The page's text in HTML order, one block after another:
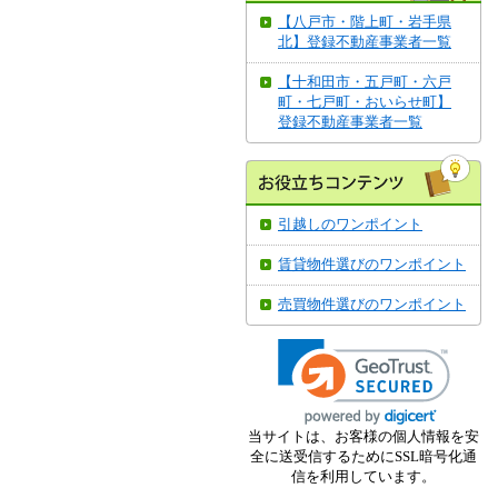
【八戸市・階上町・岩手県
北】登録不動産事業者一覧
【十和田市・五戸町・六戸
町・七戸町・おいらせ町】
登録不動産事業者一覧
引越しのワンポイント
賃貸物件選びのワンポイント
売買物件選びのワンポイント
当サイトは、お客様の個人情報を安
全に送受信するためにSSL暗号化通
信を利用しています。